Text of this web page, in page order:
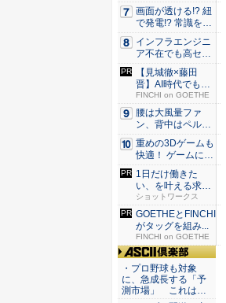
フォンの...
画面が透ける!? 紐
で発電!? 常識を
ぶ...
インフラエンジニ
ア不在でも高セキ
ュリティ...
【見城徹×藤田
晋】AI時代でも変
わらない...
FINCHI on GOETHE
腰は大風量ファ
ン、背中はペルチ
ェ冷却。ダ...
重めの3Dゲームも
快適！ ゲームに強
いH...
1日だけ働きた
い、を叶える求人
サイト
ショットワークス
GOETHEとFINCHI
がタッグを組み...
FINCHI on GOETHE
ASCII倶楽部
・プロ野球も対象
に、急成長する「予
測市場」 これは…